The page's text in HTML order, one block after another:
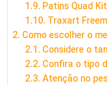
Patins Quad
Traxart
Como escolher o
Considere o
Confira o tipo
Atenção no